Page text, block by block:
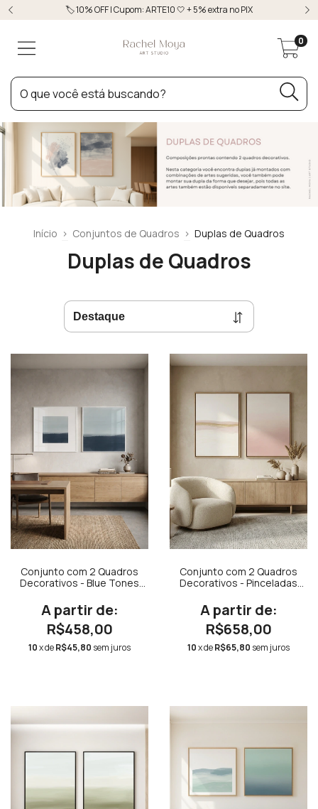
🏷️ 10% OFF | Cupom: ARTE10 🤍 + 5% extra no PIX
0
Início > Conjuntos de Quadros > Duplas de Quadros
Duplas de Quadros
Conjunto com 2 Quadros
Decorativos - Blue Tones
Quadrado + Blue Tones
N.03 Quadrado
R$458,00
10x deR$45,80 sem juros
Conjunto com 2 Quadros
Decorativos - Pinceladas
Bege e Ocre + Serenity
Rose Díptico N.01
R$658,00
10x deR$65,80 sem juros